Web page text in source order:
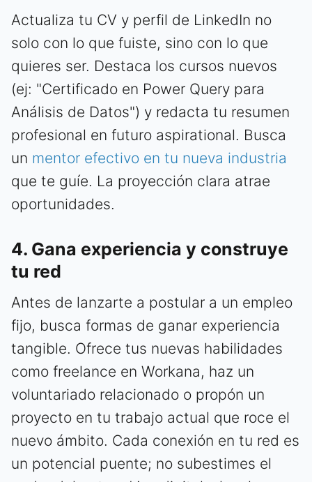
Actualiza tu CV y perfil de LinkedIn no
solo con lo que fuiste, sino con lo que
quieres ser. Destaca los cursos nuevos
(ej: "Certificado en Power Query para
Análisis de Datos") y redacta tu resumen
profesional en futuro aspirational. Busca
un mentor efectivo en tu nueva industria
que te guíe. La proyección clara atrae
oportunidades.
4. Gana experiencia y construye
tu red
Antes de lanzarte a postular a un empleo
fijo, busca formas de ganar experiencia
tangible. Ofrece tus nuevas habilidades
como freelance en Workana, haz un
voluntariado relacionado o propón un
proyecto en tu trabajo actual que roce el
nuevo ámbito. Cada conexión en tu red es
un potencial puente; no subestimes el